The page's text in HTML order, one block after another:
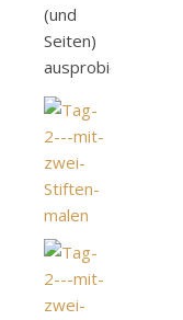
(und
Seiten)
ausprobiert.